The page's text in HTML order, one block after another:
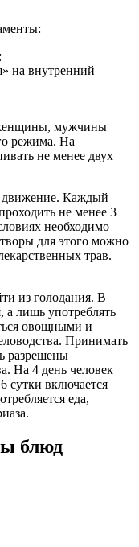
на внутренний
мужчины
режима. На
не менее двух
движение. Каждый
не менее 3
необходимо
для этого можно
трав.
из голодания. В
а лишь употреблять
овощными и
Принимать
разрешены
На 4 день человек
сутки включается
еда,
блюд